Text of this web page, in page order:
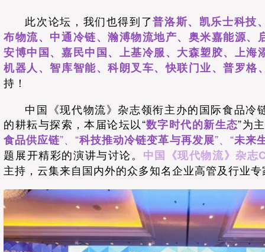
此次论坛，我们也得到了普洛斯、凯乐士科技
布物流、中通冷链、瀚溥物流地产、奥米嘉能源、
安博中国、嘉民中国、上基冷服、大森塑胶、上海
机器人、智库智能、科朗叉车、快联门业、普罗格
持！
中国《现代物流》杂志领衔主办的国际食品冷
的耕耘与探索，本届论坛以“数字时代的新生态”为
食品供应链”、“科技推动冷链变革与再发展”、“未来
题展开精彩的演讲与讨论。 中国《现代物流》杂志
主持，云集来自国内外的众多知名企业高管及行业